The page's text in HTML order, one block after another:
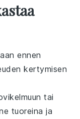
ennen
kertymisen
tai
tuoreina ja